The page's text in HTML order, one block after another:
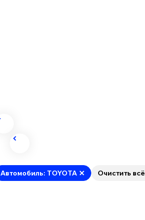
Автомобиль: TOYOTA Очистить всё